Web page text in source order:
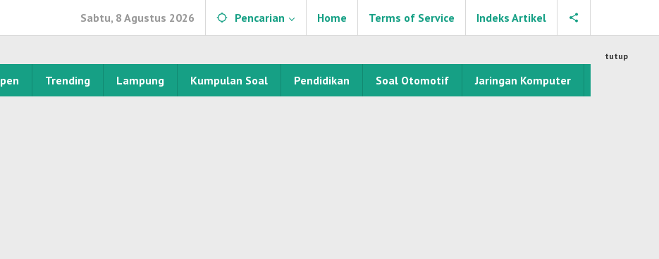
Sabtu, 8 Agustus 2026 Pencarian Home Terms of Service Indeks Artikel
Trending Lampung Kumpulan Soal Pendidikan Soal Otomotif Jaringan Komputer
tutup